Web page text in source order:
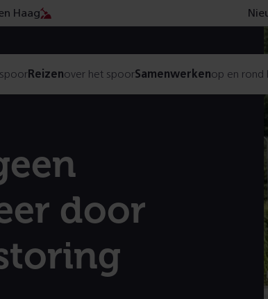
Haag
Reizenover het spoorSamenwerkenop en rond
door